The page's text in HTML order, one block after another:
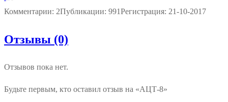
Комментарии: 2Публикации: 991Регистрация: 21-10-2017
Отзывы (0)
Отзывов пока нет.
Будьте первым, кто оставил отзыв на «АЦТ-8»